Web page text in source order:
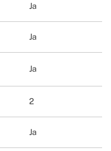
Ja
Ja
Ja
2
Ja